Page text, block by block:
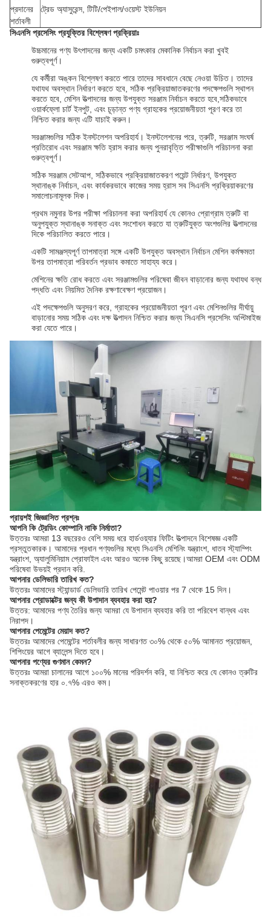
প্রদানের
শর্তাবলী
ট্রেড অ্যাসুরেন্স, টিটি/পেইপাল/ওয়েস্ট ইউনিয়ন
সিএনসি প্রসেসিং প্রযুক্তির বিশ্লেষণ প্রক্রিয়াঃ
উচ্চমানের পণ্য উৎপাদনের জন্য একটি চমৎকার মেকানিক নির্বাচন করা খুবই
গুরুত্বপূর্ণ।
যে কর্মীরা অঙ্কন বিশ্লেষণ করতে পারে তাদের সাবধানে বেছে নেওয়া উচিত। তাদের
যথাযথ অবস্থান নির্ধারণ করতে হবে, সঠিক প্রক্রিয়াজাতকরণের পদক্ষেপগুলি স্থাপন
করতে হবে, মেশিন উত্পাদনের জন্য উপযুক্ত সরঞ্জাম নির্বাচন করতে হবে,সঠিকভাবে
ওয়ার্কফ্লো চার্ট ইনপুট, এবং চূড়ান্ত পণ্য গ্রাহকের প্রয়োজনীয়তা পূরণ করে তা
নিশ্চিত করার জন্য এটি যাচাই করুন।
সরঞ্জামগুলির সঠিক ইনস্টলেশন অপরিহার্য। ইনস্টলেশনের পরে, ত্রুটি, সরঞ্জাম সংঘর্ষ
প্রতিরোধ এবং সরঞ্জাম ক্ষতি হ্রাস করার জন্য পুনরাবৃত্তি পরীক্ষাগুলি পরিচালনা করা
গুরুত্বপূর্ণ।
সঠিক সরঞ্জাম সেটআপ, সঠিকভাবে প্রক্রিয়াজাতকরণ পয়েন্ট নির্ধারণ, উপযুক্ত
স্থানাঙ্ক নির্বাচন, এবং কার্যকরভাবে কাজের সময় হ্রাস সব সিএনসি প্রক্রিয়াকরণের
সমালোচনামূলক দিক।
প্রথম নমুনার উপর পরীক্ষা পরিচালনা করা অপরিহার্য যে কোনও প্রোগ্রাম ত্রুটি বা
অনুপযুক্ত স্থানাঙ্ক সনাক্ত এবং সংশোধন করতে যা ত্রুটিযুক্ত অংশগুলির উত্পাদনের
দিকে পরিচালিত করতে পারে।
একটি সামঞ্জস্যপূর্ণ তাপমাত্রা সঙ্গে একটি উপযুক্ত অবস্থান নির্বাচন মেশিন কর্মক্ষমতা
উপর তাপমাত্রা পরিবর্তন প্রভাব কমাতে সাহায্য করে।
মেশিনের ক্ষতি রোধ করতে এবং সরঞ্জামগুলির পরিষেবা জীবন বাড়ানোর জন্য যথাযথ বন্ধ
পদ্ধতি এবং নিয়মিত দৈনিক রক্ষণাবেক্ষণ প্রয়োজন।
এই পদক্ষেপগুলি অনুসরণ করে, গ্রাহকের প্রয়োজনীয়তা পূরণ এবং মেশিনগুলির দীর্ঘায়ু
বাড়ানোর সময় সঠিক এবং দক্ষ উত্পাদন নিশ্চিত করার জন্য সিএনসি প্রসেসিং অপ্টিমাইজ
করা যেতে পারে।
প্রায়শই জিজ্ঞাসিত প্রশ্নঃ
আপনি কি ট্রেডিং কোম্পানি নাকি নির্মাতা?
উত্তরঃ আমরা 13 বছরেরও বেশি সময় ধরে হার্ডওয়্যার ফিটিং উত্পাদনে বিশেষজ্ঞ একটি
প্রস্তুতকারক। আমাদের প্রধান পণ্যগুলির মধ্যে সিএনসি মেশিনিং যন্ত্রাংশ, ধাতব স্ট্যাম্পিং
যন্ত্রাংশ, অ্যালুমিনিয়াম প্রোফাইল এবং আরও অনেক কিছু রয়েছে।আমরা OEM এবং ODM
পরিষেবা উভয়ই প্রদান করি.
আপনার ডেলিভারি তারিখ কত?
উত্তরঃ আমাদের স্ট্যান্ডার্ড ডেলিভারি তারিখ পেমেন্ট পাওয়ার পর 7 থেকে 15 দিন।
আপনার প্রোডাক্টের জন্য কী উপাদান ব্যবহার করা হয়?
উত্তর: আমাদের পণ্য তৈরির জন্য আমরা যে উপাদান ব্যবহার করি তা পরিবেশ বান্ধব এবং
নিরাপদ।
আপনার পেমেন্টের মেয়াদ কত?
উত্তরঃ আমাদের পেমেন্টের শর্তাবলীর জন্য সাধারণত ৩০% থেকে ৫০% আমানত প্রয়োজন,
শিপিংয়ের আগে ব্যালেন্স দিতে হবে।
আপনার পণ্যের গুণমান কেমন?
উত্তরঃ আমরা চালানের আগে ১০০% মানের পরিদর্শন করি, যা নিশ্চিত করে যে কোনও ত্রুটির
সনাক্তকরণের হার ০.৭% এরও কম।